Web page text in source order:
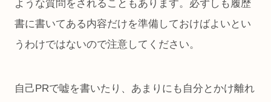
ような質問をされることもあります。必ずしも履歴
書に書いてある内容だけを準備しておけばよいとい
うわけではないので注意してください。
自己PRで嘘を書いたり、あまりにも自分とかけ離れ